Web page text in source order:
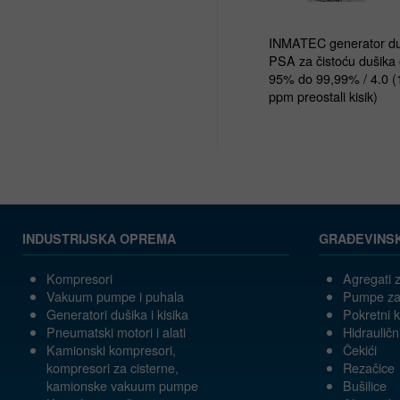
INMATEC generator
PSA za čistoću dušika
95% do 99,99% / 4.0
ppm preostali kisik)
INDUSTRIJSKA OPREMA
Kompresori
Vakuum pumpe i puhala
Generatori dušika i kisika
Pneumatski motori i alati
Kamionski kompresori,
kompresori za cisterne,
kamionske vakuum pumpe
Agregati
Pumpe
Pokretni
Čekići
Rezačice
Bušilice